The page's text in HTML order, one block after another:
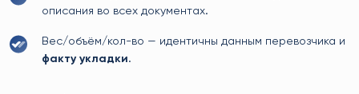
описания во всех документах.
Вес/объём/кол-во — идентичны данным перевозчика и
факту укладки.